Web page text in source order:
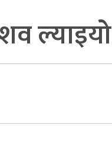
ल्याइयो